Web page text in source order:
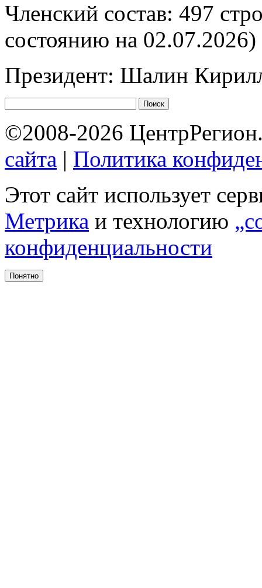
Членский состав: 497
состоянию на 02.07.2026)
Президент: Шалин
©2008-2026
сайта | Политика
Этот сайт использует
Метрика и технологию
конфиденциальности
Понятно